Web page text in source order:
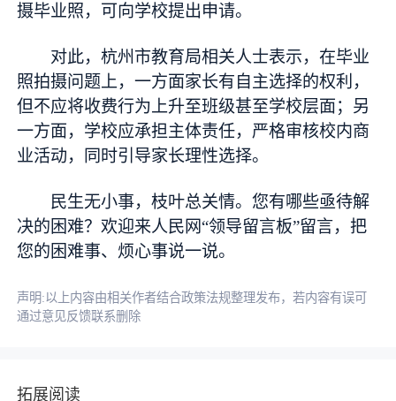
摄毕业照，可向学校提出申请。
对此，杭州市教育局相关人士表示，在毕业
照拍摄问题上，一方面家长有自主选择的权利，
但不应将收费行为上升至班级甚至学校层面；另
一方面，学校应承担主体责任，严格审核校内商
业活动，同时引导家长理性选择。
民生无小事，枝叶总关情。您有哪些亟待解
决的困难？欢迎来人民网“领导留言板”留言，把
您的困难事、烦心事说一说。
声明:以上内容由相关作者结合政策法规整理发布，若内容有误可
通过意见反馈联系删除
拓展阅读